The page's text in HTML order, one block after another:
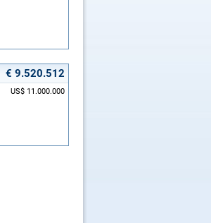
€ 9.520.512
US$ 11.000.000